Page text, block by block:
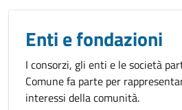
Enti e fondazioni
I consorzi, gli enti e le società
Comune fa parte per
interessi della comunità.